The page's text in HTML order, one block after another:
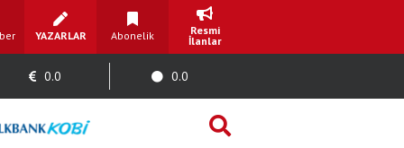
YAZARLAR Abonelik
Resmi
İlanlar
0.0 0.0